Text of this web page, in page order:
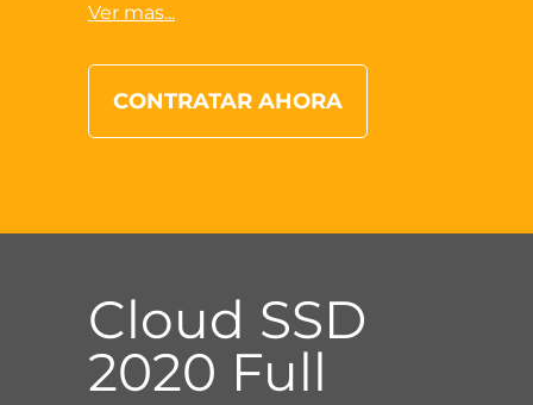
Ver mas...
CONTRATAR AHORA
Cloud SSD
2020 Full